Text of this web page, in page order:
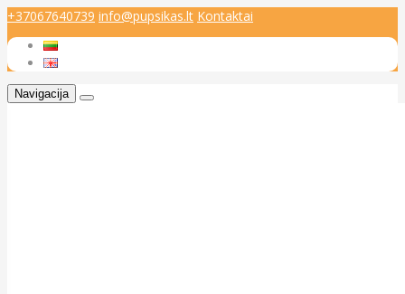
+37067640739 info@pupsikas.lt Kontaktai
Navigacija